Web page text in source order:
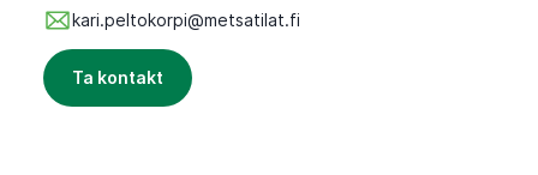
kari.peltokorpi@metsatilat.fi
Ta kontakt